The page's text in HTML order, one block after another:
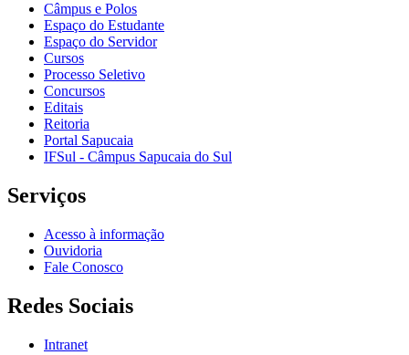
Câmpus e Polos
Espaço do Estudante
Espaço do Servidor
Cursos
Processo Seletivo
Concursos
Editais
Reitoria
Portal Sapucaia
IFSul - Câmpus Sapucaia do Sul
Serviços
Acesso à informação
Ouvidoria
Fale Conosco
Redes Sociais
Intranet